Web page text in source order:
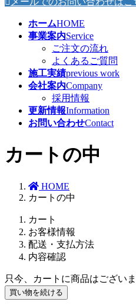
ホームHOME
事業案内Service
ご注文の流れ
よくあるご質問
施工実績previous work
会社案内Company
採用情報
更新情報Information
お問い合わせContact
カートの中
HOME
カートの中
カート
お客様情報
配送・支払方法
内容確認
只今、カートに商品はございま